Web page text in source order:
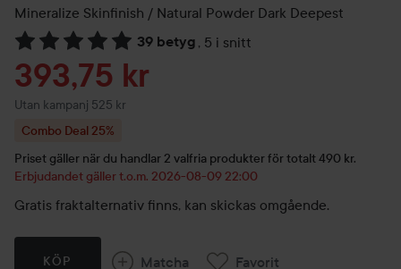
Mineralize Skinfinish / Natural Powder Dark Deepest
39 betyg , 5 i snitt
Hoppa till Betyg & kommentarer
Reapris
393,75 kr
Utan kampanj 525 kr
Combo Deal 25%
Priset gäller när du handlar 2 valfria produkter för totalt 490 kr.
Erbjudandet gäller t.o.m. 2026-08-09 22:00
Gratis fraktalternativ finns, kan skickas omgående.
KÖP Matcha Favorit